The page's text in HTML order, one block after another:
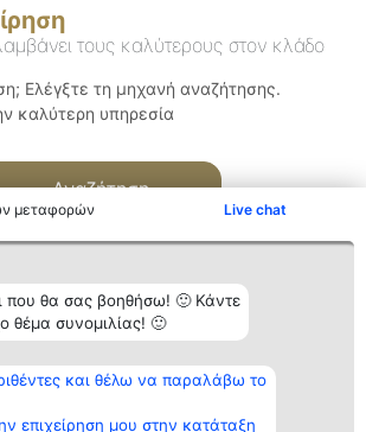
μεταφορών Live chat
που θα σας βοηθήσω! 🙂 Κάντε
θέμα συνομιλίας! 🙂
και θέλω να παραλάβω το
επιχείρηση μου στην κατάταξη
τους καλύτερους στον κλάδο
Ελέγξτε τη μηχανή αναζήτησης.
καλύτερη υπηρεσία
Αναζήτηση
Κατάταξη
Διακριθέντες
των
Επικοινωνία
Επικοινωνία